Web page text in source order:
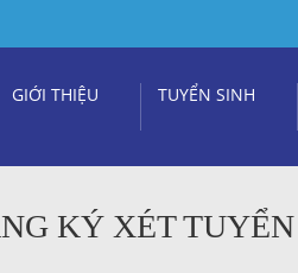
GIỚI THIỆU TUYỂN SINH
KÝ XÉT